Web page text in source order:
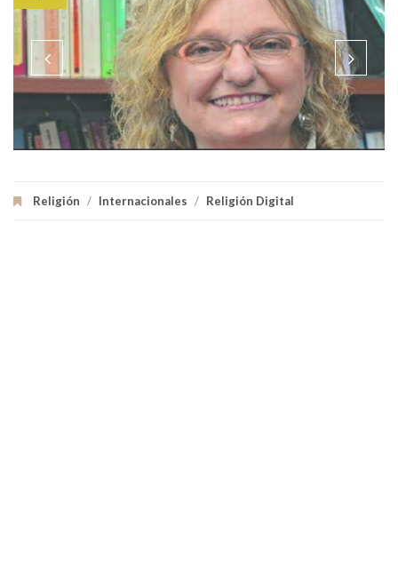
Religión / Internacionales / Religión Digital